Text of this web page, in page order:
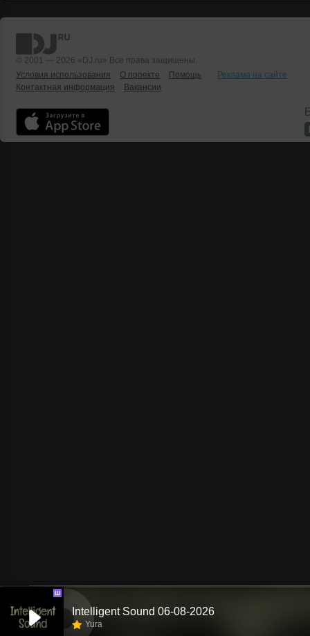
© 2001 — 2026 «DJ.ru» Все права защищены.
Условия использования
О проекте Помощь
Реклама на сайте
Контактная информация
Вакансии
Ш
Intelligent Sound 06-08-2026
Yura